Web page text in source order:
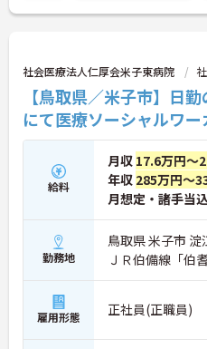
社会医療法人仁厚会米子東病院
【鳥取県／米子市】日
にて医療ソーシャルワ
給料
月収 17.6万円～
年収 285万円～
月想定・諸手当込
勤務地
鳥取県 米子市
ＪＲ伯備線「伯
雇用形態 正社員(正職員)